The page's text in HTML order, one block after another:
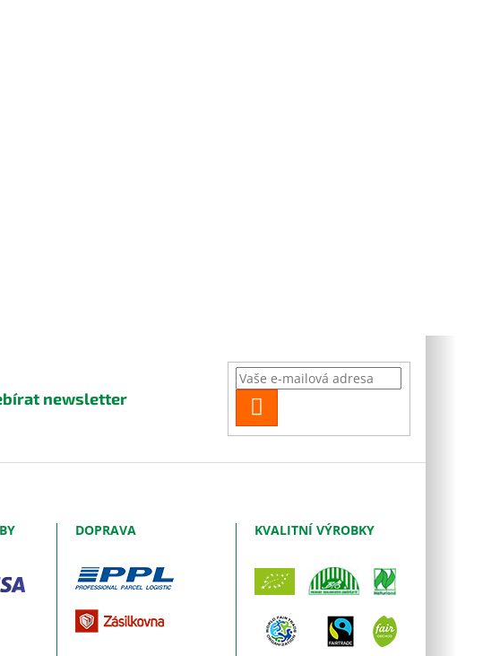
newsletter
SE
DOPRAVA KVALITNÍ VÝROBKY